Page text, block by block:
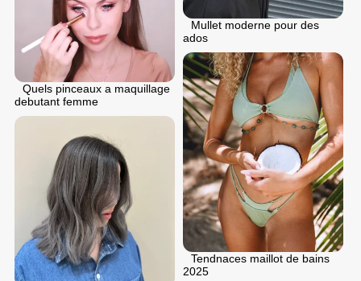
Mullet moderne pour des
ados
Quels pinceaux a maquillage
debutant femme
Tendnaces maillot de bains
2025